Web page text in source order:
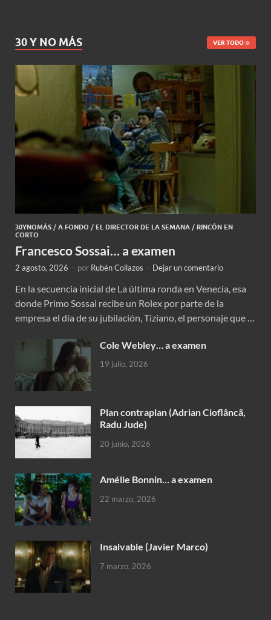
30 Y NO MÁS VER TODO
30YNOMÁS / A FONDO / EL DIRECTOR DE LA SEMANA / RINCÓN EN
CORTO
Francesco Sossai… a examen
2 agosto, 2026 - por Rubén Collazos - Dejar un comentario
En la secuencia inicial de La última ronda en Venecia, esa
donde Primo Sossai recibe un Rolex por parte de la
empresa el día de su jubilación, Tiziano, el personaje que …
Cole Webley… a examen
19 julio, 2026
Plan contraplan (Adrian Cioflâncã,
Radu Jude)
20 junio, 2026
Amélie Bonnin… a examen
22 marzo, 2026
Insalvable (Javier Marco)
7 marzo, 2026